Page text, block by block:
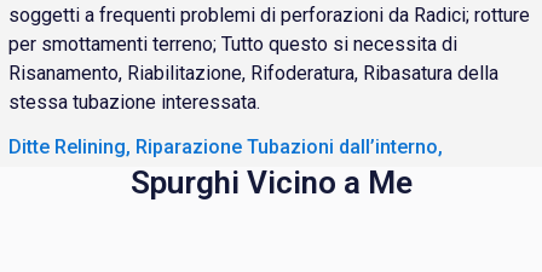
soggetti a frequenti problemi di perforazioni da Radici; rotture
per smottamenti terreno; Tutto questo si necessita di
Risanamento, Riabilitazione, Rifoderatura, Ribasatura della
stessa tubazione interessata.
Ditte Relining, Riparazione Tubazioni dall’interno,
Spurghi Vicino a Me